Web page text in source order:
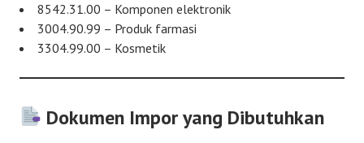
8542.31.00 – Komponen elektronik
3004.90.99 – Produk farmasi
3304.99.00 – Kosmetik
Dokumen Impor yang Dibutuhkan